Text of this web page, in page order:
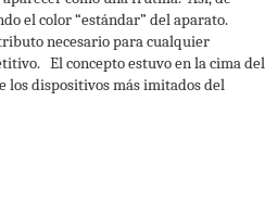
el color “estándar” del aparato.
necesario para cualquier
El concepto estuvo en la cima del
los dispositivos más imitados del